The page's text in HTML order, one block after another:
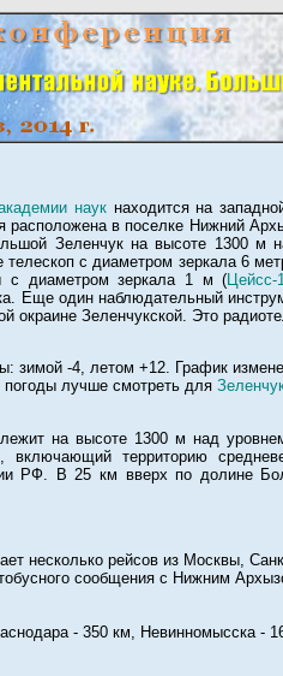
наук находится на
расположена в поселке Нижний
Зеленчук на высоте 1300 м
телескоп с диаметром зеркала 6
с диаметром зеркала 1 м (Цейсс-
Еще один наблюдательный
Зеленчукской. Это
зимой -4, летом +12. График
погоды лучше смотреть для
на высоте 1300 м над
включающий территорию
РФ. В 25 км вверх по долине
несколько рейсов из Москвы,
сообщения с Нижним
- 350 км, Невинномысска -